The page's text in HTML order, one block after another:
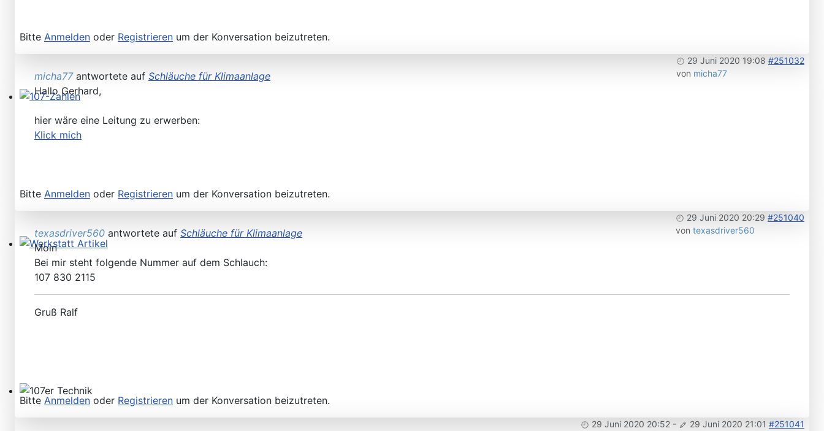
Werkstatt Artikel
107er Technik
Bitte Anmelden oder Registrieren um der Konversation beizutreten.
29 Juni 2020 19:08 #251032
von micha77
micha77antwortete auf Schläuche für Klimaanlage
Hallo Gerhard,
hier wäre eine Leitung zu erwerben:
Klick mich
Bitte Anmelden oder Registrieren um der Konversation beizutreten.
29 Juni 2020 20:29 #251040
von texasdriver560
texasdriver560 antwortete auf Schläuche für Klimaanlage
Moin
Bei mir steht folgende Nummer auf dem Schlauch:
107 830 2115
Gruß Ralf
Bitte Anmelden oder Registrieren um der Konversation beizutreten.
29 Juni 2020 20:52 - 29 Juni 2020 21:01 #251041